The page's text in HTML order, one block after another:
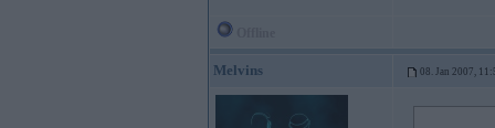
Melvins 08. Jan 2007,